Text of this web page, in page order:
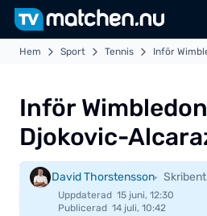
Hem Sport Tennis Inför
Inför
Djokovic-
David Thorstensson Skribent
Uppdaterad 15 juni, 12:30
Publicerad 14 juli, 10:42